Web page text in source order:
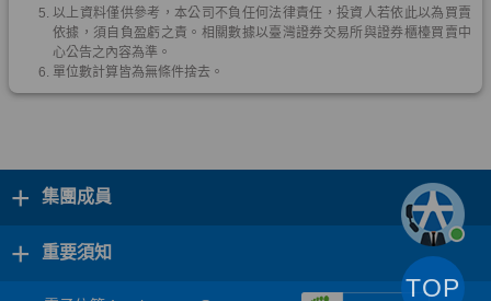
+ 集團成員
+ 重要須知
TOP